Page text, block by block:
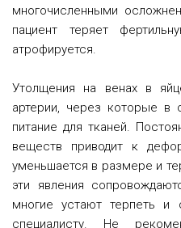
многочисленными
пациент теряет
атрофируется.
Утолщения на венах в
артерии, через которые в
питание для тканей.
веществ приводит к
уменьшается в размере и
эти явления
многие устают терпеть
специалисту. Не